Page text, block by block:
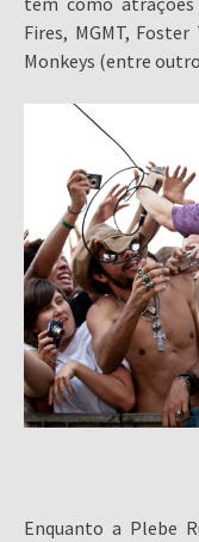
Fires, MGMT,
Monkeys (entre
Enquanto a Plebe